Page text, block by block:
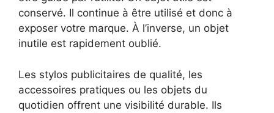
conservé. Il continue à être utilisé et donc à
exposer votre marque. À l’inverse, un objet
inutile est rapidement oublié.
Les stylos publicitaires de qualité, les
accessoires pratiques ou les objets du
quotidien offrent une visibilité durable. Ils